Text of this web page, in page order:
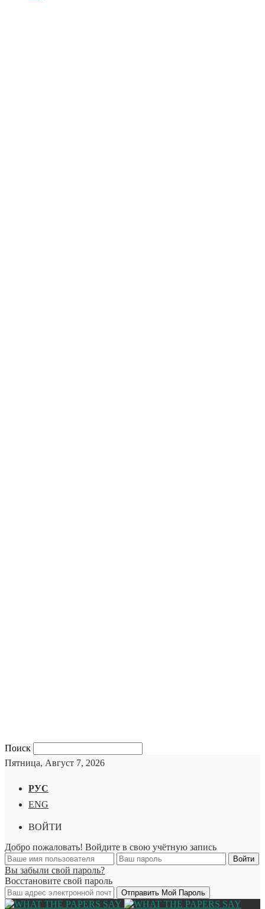
Поиск
Пятница, Август 7, 2026
РУС
ENG
ВОЙТИ
Добро пожаловать! Войдите в свою учётную запись
Вы забыли свой пароль?
Восстановите свой пароль